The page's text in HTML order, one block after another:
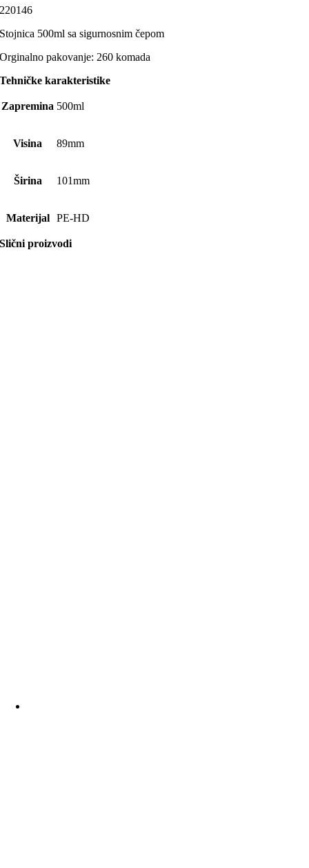
220146
Stojnica 500ml sa sigurnosnim čepom
Orginalno pakovanje: 260 komada
Tehničke karakteristike
Zapremina 500ml
Visina 89mm
Širina 101mm
Materijal PE-HD
Slični proizvodi